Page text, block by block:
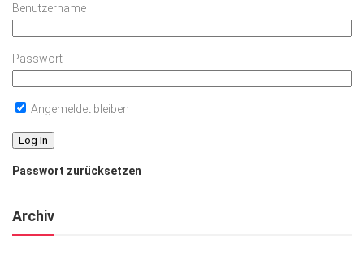
Benutzername
Passwort
Angemeldet bleiben
Passwort zurücksetzen
Archiv